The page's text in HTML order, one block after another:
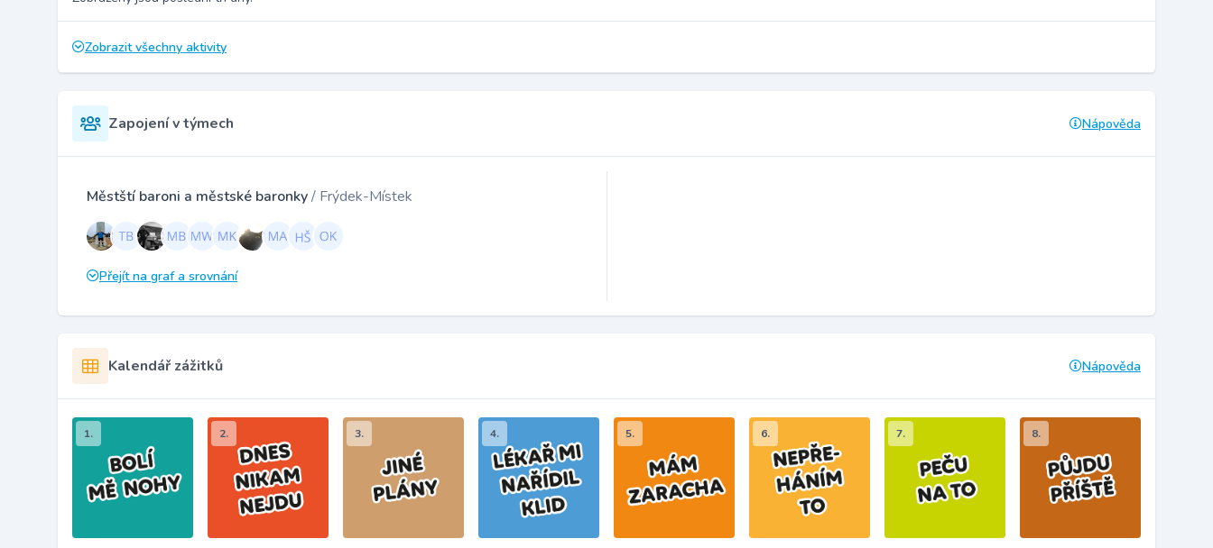
Zobrazit všechny aktivity
Zapojení v týmech Nápověda
Městští baroni a městské baronky/ Frýdek-Místek
Přejít na graf a srovnání
Kalendář zážitků Nápověda
1. 2. 3. 4. 5. 6. 7. 8.